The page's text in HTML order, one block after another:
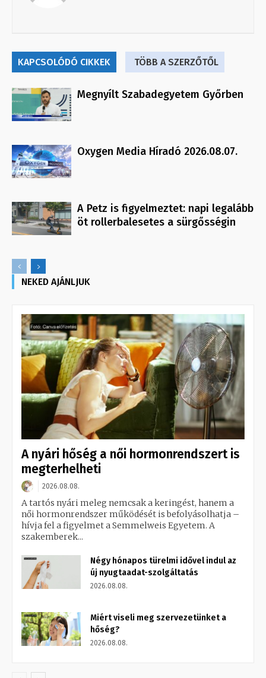
KAPCSOLÓDÓ CIKKEK TÖBB A SZERZŐTŐL
Megnyílt Szabadegyetem Győrben
Oxygen Media Híradó 2026.08.07.
A Petz is figyelmeztet: napi legalább
öt rollerbalesetes a sürgősségin
NEKED AJÁNLJUK
A nyári hőség a női hormonrendszert is
megterhelheti
2026.08.08.
A tartós nyári meleg nemcsak a keringést, hanem a
női hormonrendszer működését is befolyásolhatja –
hívja fel a figyelmet a Semmelweis Egyetem. A
szakemberek...
Négy hónapos türelmi idővel indul az
új nyugtaadat-szolgáltatás
2026.08.08.
Miért viseli meg szervezetünket a
hőség?
2026.08.08.